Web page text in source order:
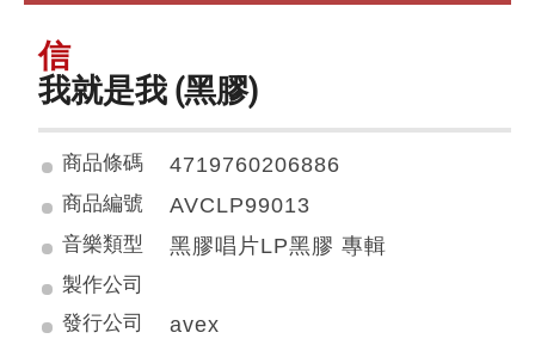
信
我就是我 (黑膠)
商品條碼 4719760206886
商品編號 AVCLP99013
音樂類型 黑膠唱片LP黑膠 專輯
製作公司
發行公司
avex